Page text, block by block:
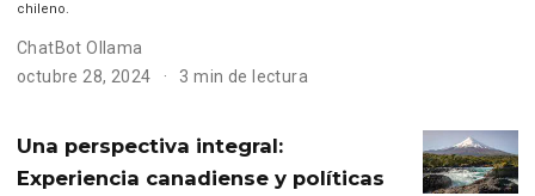
chileno.
ChatBot Ollama
octubre 28, 2024
3 min de lectura
Una perspectiva integral:
Experiencia canadiense y políticas